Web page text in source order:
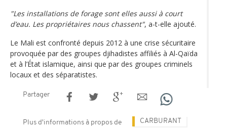
"Les installations de forage sont elles aussi à court
d’eau. Les propriétaires nous chassent", a-t-elle ajouté.
Le Mali est confronté depuis 2012 à une crise sécuritaire
provoquée par des groupes djihadistes affiliés à Al-Qaïda
et à l’État islamique, ainsi que par des groupes criminels
locaux et des séparatistes.
Partager
Plus d'informations à propos de CARBURANT